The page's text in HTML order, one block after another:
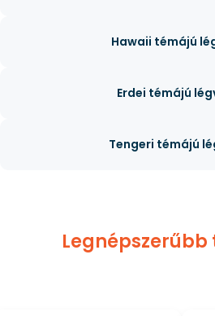
Hawaii témájú
Erdei témájú
Tengeri témájú